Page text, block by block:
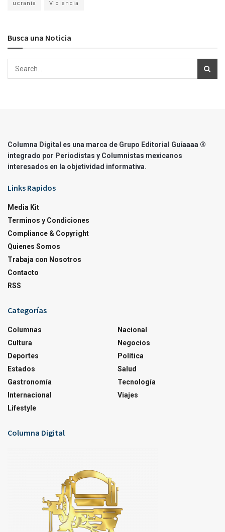
ucrania Violencia
Busca una Noticia
Columna Digital es una marca de Grupo Editorial Guíaaaa ®
integrado por Periodistas y Columnistas mexicanos
interesados en la objetividad informativa.
Links Rapidos
Media Kit
Terminos y Condiciones
Compliance & Copyright
Quienes Somos
Trabaja con Nosotros
Contacto
RSS
Categorías
Columnas
Cultura
Deportes
Estados
Gastronomía
Internacional
Lifestyle
Nacional
Negocios
Política
Salud
Tecnología
Viajes
Columna Digital